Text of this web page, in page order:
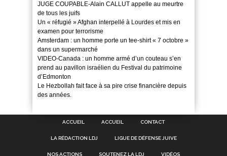
JUGE COUPABLE-Alain CALLUT appelle au meurtre
de tous les juifs
Un « réfugié » Afghan interpellé à Lourdes et mis en
examen pour terrorisme
Amsterdam : un homme porte un tee-shirt « 7 octobre »
dans un supermarché
VIDEO-Canada : un homme armé d’un couteau s’en
prend au pavillon israélien du Festival du patrimoine
d’Edmonton
Le Hezbollah fait face à sa pire crise financière depuis
des années.
ACCUEIL ACCUEIL CONTACT
LA RÉDACTION LDJ LIGUE DE DÉFENSE JUIVE
NOS ACTIONS SOUTENEZ LA LDJ VIDÉOS